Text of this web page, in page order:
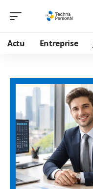
Actu Entreprise